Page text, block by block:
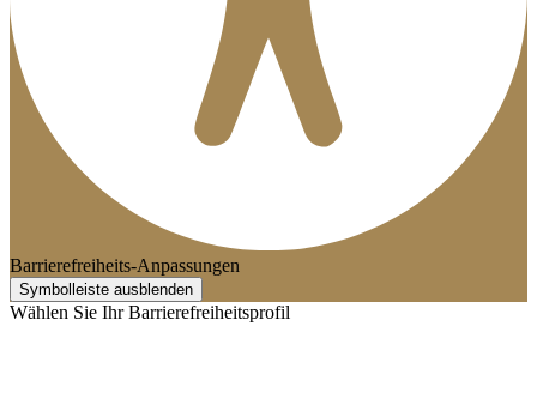
Barrierefreiheits-Anpassungen
Symbolleiste ausblenden
Wählen Sie Ihr Barrierefreiheitsprofil